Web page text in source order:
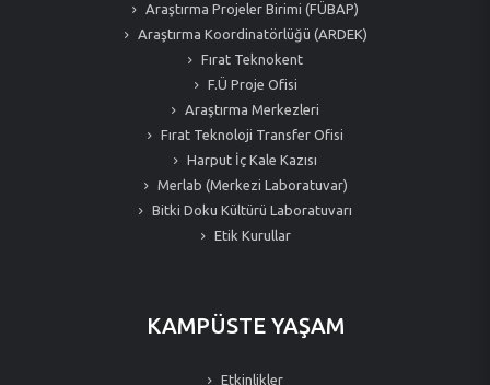
Araştırma Projeler Birimi (FÜBAP)
Araştırma Koordinatörlüğü (ARDEK)
Fırat Teknokent
F.Ü Proje Ofisi
Araştırma Merkezleri
Fırat Teknoloji Transfer Ofisi
Harput İç Kale Kazısı
Merlab (Merkezi Laboratuvar)
Bitki Doku Kültürü Laboratuvarı
Etik Kurullar
KAMPÜSTE YAŞAM
Etkinlikler